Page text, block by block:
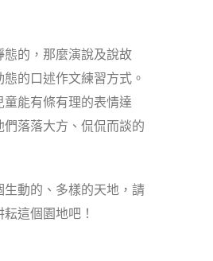
的，那麼演說及說故
的口述作文練習方式。
能有條有理的表情達
們落落大方、侃侃而談的
生動的、多樣的天地，請
這個園地吧！